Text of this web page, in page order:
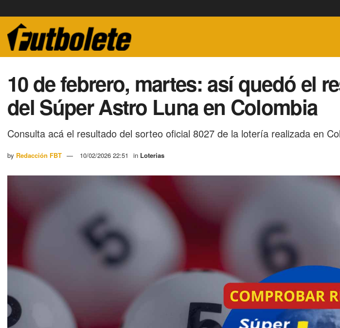
10 de febrero, martes: así quedó el
del Súper Astro Luna en Colombia
Consulta acá el resultado del sorteo oficial 8027 de la lotería realizada en
by Redacción FBT 10/02/2026 22:51 in Loterias